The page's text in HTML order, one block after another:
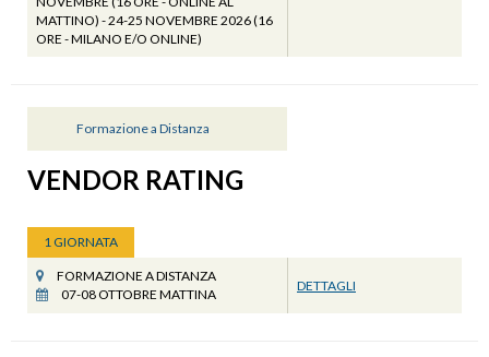
MATTINO) - 24-25 NOVEMBRE 2026 (16
ORE - MILANO E/O ONLINE)
Formazione a Distanza
VENDOR RATING
1 GIORNATA
FORMAZIONE A DISTANZA
07-08 OTTOBRE MATTINA
DETTAGLI